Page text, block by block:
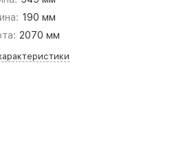
190 мм
2070 мм